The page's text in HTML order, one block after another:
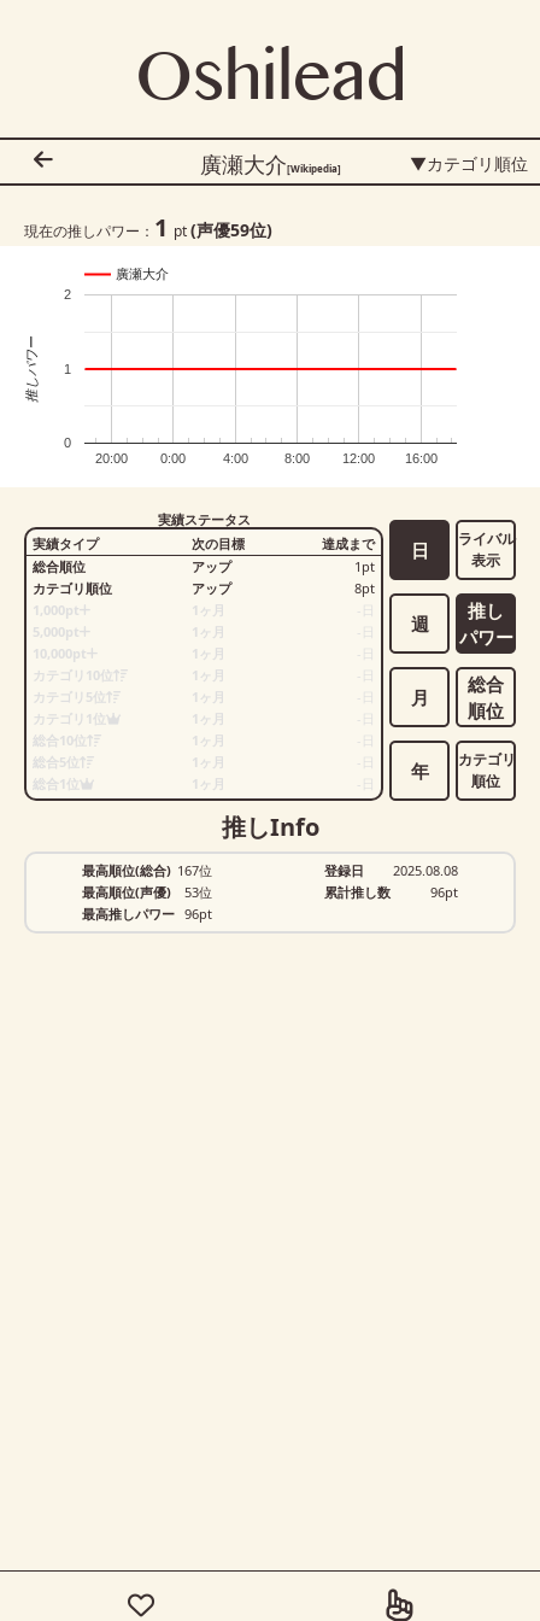
Oshilead
廣瀬大介[Wikipedia] ▼カテゴリ順位
現在の推しパワー： 1 pt(声優59位)
廣瀬大介
20:00 0:00 4:00 8:00 12:00 16:00
0
1
2
推しパワー
実績ステータス
実績タイプ
次の目標
達成まで
総合順位
アップ 1 pt
カテゴリ順位
アップ 8pt
1,000pt
1ヶ月
日
5,000pt
1ヶ月
日
10,000pt
1ヶ月
日
カテゴリ10位
1ヶ月
日
カテゴリ5位
1ヶ月
日
カテゴリ1位
1ヶ月
日
総合10位
1ヶ月
日
総合5位
1ヶ月
日
総合1位
1ヶ月 日
日
週
月
年
ライバル
表示
推し
パワー
総合
順位
カテゴリ
順位
推しInfo
最高順位(総合) 167位
最高順位(声優)
53位
最高推しパワー 96pt
登録日
2025.08.08
累計推し数
96pt